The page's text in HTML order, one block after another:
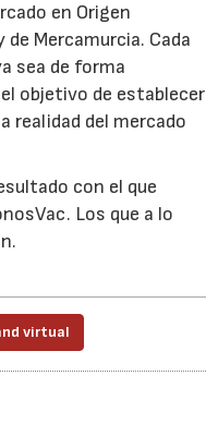
en Origen
Mercamurcia. Cada
sea de forma
objetivo de establecer
realidad del mercado
con el que
Los que a lo
virtual